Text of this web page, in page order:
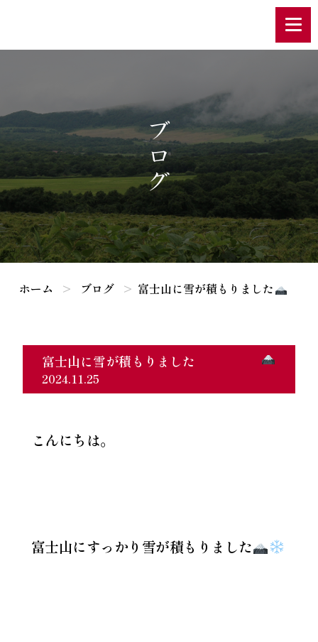
ブログ
ホーム ブログ 富士山に雪が積もりました
富士山に雪が積もりました
2024.11.25
こんにちは。
富士山にすっかり雪が積もりました